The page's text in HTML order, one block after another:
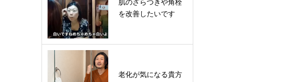
肌のざらつきや角栓
を改善したいです
老化が気になる貴方